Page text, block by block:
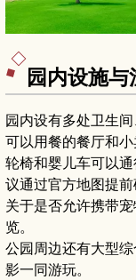
园内设施
园内设有多处卫生
可以用餐的餐厅和小
轮椅和婴儿车可以
议通过官方地图提前
关于是否允许携带
览。
公园周边还有大型
影一同游玩。